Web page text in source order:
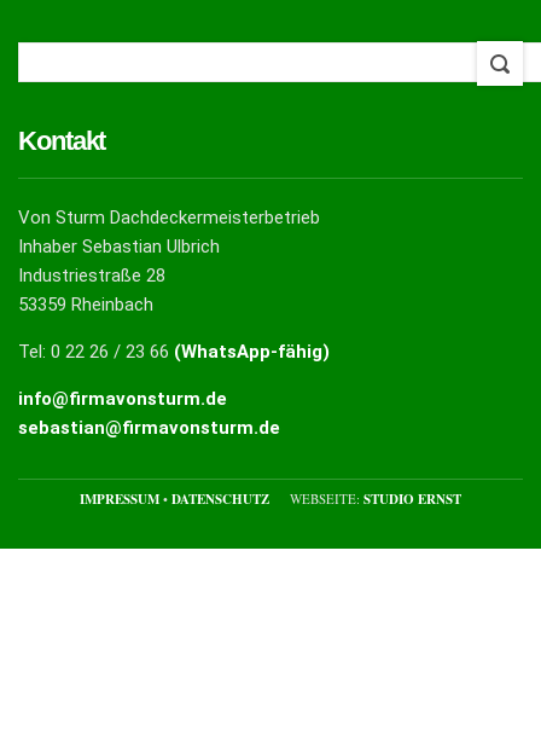
Kontakt
Von Sturm Dachdeckermeisterbetrieb
Inhaber Sebastian Ulbrich
Industriestraße 28
53359 Rheinbach
Tel: 0 22 26 / 23 66 (WhatsApp-fähig)
info@firmavonsturm.de
sebastian@firmavonsturm.de
IMPRESSUM • DATENSCHUTZ WEBSEITE: STUDIO ERNST